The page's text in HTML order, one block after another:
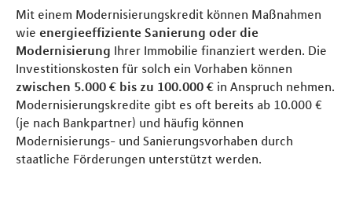
Mit einem Modernisierungskredit können Maßnahmen
wie energieeffiziente Sanierung oder die
Modernisierung Ihrer Immobilie finanziert werden. Die
Investitionskosten für solch ein Vorhaben können
zwischen 5.000 € bis zu 100.000 € in Anspruch nehmen.
Modernisierungskredite gibt es oft bereits ab 10.000 €
(je nach Bankpartner) und häufig können
Modernisierungs- und Sanierungsvorhaben durch
staatliche Förderungen unterstützt werden.